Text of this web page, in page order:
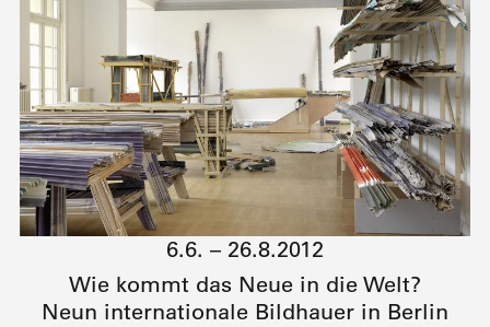
6.6. – 26.8.2012
Wie kommt das Neue in die Welt?
Neun internationale Bildhauer in Berlin